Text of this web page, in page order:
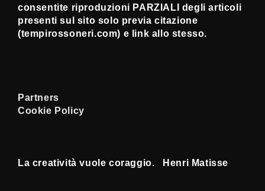
consentite riproduzioni PARZIALI degli articoli
presenti sul sito solo previa citazione
(tempirossoneri.com) e link allo stesso.
Partners
Cookie Policy
La creatività vuole coraggio. Henri Matisse